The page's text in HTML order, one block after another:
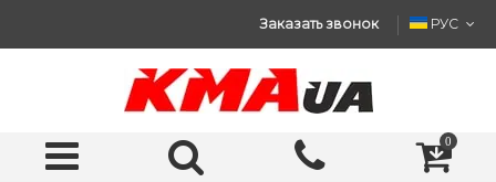
Заказать звонок РУС
0